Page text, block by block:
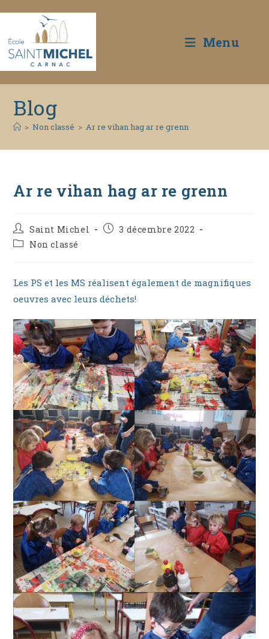
content
Menu
Blog
> Non classé > Ar re vihan hag ar re grenn
Ar re vihan hag ar re grenn
Auteur/autrice
de
la
Saint Michel
Publication
3 décembre 2022
PostNon classé
Les PS et les MS réalisent également de magnifiques
oeuvres avec leurs déchets!